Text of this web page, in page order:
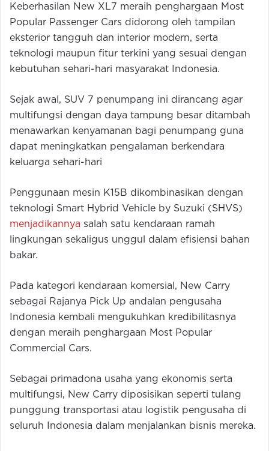
Keberhasilan New XL7 meraih penghargaan Most
Popular Passenger Cars didorong oleh tampilan
eksterior tangguh dan interior modern, serta
teknologi maupun fitur terkini yang sesuai dengan
kebutuhan sehari-hari masyarakat Indonesia.
Sejak awal, SUV 7 penumpang ini dirancang agar
multifungsi dengan daya tampung besar ditambah
menawarkan kenyamanan bagi penumpang guna
dapat meningkatkan pengalaman berkendara
keluarga sehari-hari
Penggunaan mesin K15B dikombinasikan dengan
teknologi Smart Hybrid Vehicle by Suzuki (SHVS)
menjadikannya salah satu kendaraan ramah
lingkungan sekaligus unggul dalam efisiensi bahan
bakar.
Pada kategori kendaraan komersial, New Carry
sebagai Rajanya Pick Up andalan pengusaha
Indonesia kembali mengukuhkan kredibilitasnya
dengan meraih penghargaan Most Popular
Commercial Cars.
Sebagai primadona usaha yang ekonomis serta
multifungsi, New Carry diposisikan seperti tulang
punggung transportasi atau logistik pengusaha di
seluruh Indonesia dalam menjalankan bisnis mereka.